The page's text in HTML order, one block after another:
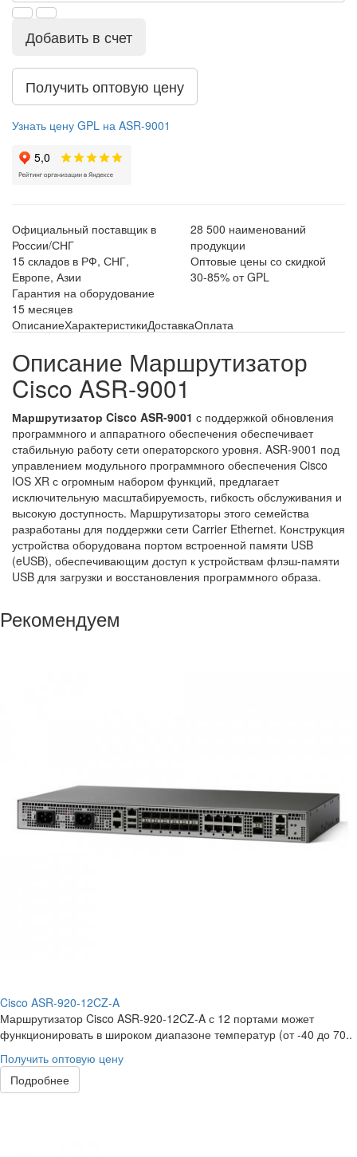
Добавить в счет
Получить оптовую цену
Узнать цену GPL на ASR-9001
Официальный поставщик в
России/СНГ
28 500 наименований
продукции
15 складов в РФ, СНГ,
Европе, Азии
Оптовые цены со скидкой
30-85% от GPL
Гарантия на оборудование
15 месяцев
ОписаниеХарактеристикиДоставкаОплата
Описание Маршрутизатор
Cisco ASR-9001
Маршрутизатор Cisco ASR-9001 с поддержкой обновления
программного и аппаратного обеспечения обеспечивает
стабильную работу сети операторского уровня. ASR-9001 под
управлением модульного программного обеспечения Cisco
IOS XR с огромным набором функций, предлагает
исключительную масштабируемость, гибкость обслуживания и
высокую доступность. Маршрутизаторы этого семейства
разработаны для поддержки сети Carrier Ethernet. Конструкция
устройства оборудована портом встроенной памяти USB
(eUSB), обеспечивающим доступ к устройствам флэш-памяти
USB для загрузки и восстановления программного образа.
Рекомендуем
Cisco ASR-920-12CZ-A
Маршрутизатор Cisco ASR-920-12CZ-A с 12 портами может
функционировать в широком диапазоне температур (от -40 до 70..
Получить оптовую цену
Подробнее